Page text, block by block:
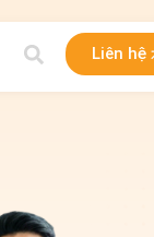
Liên hệ